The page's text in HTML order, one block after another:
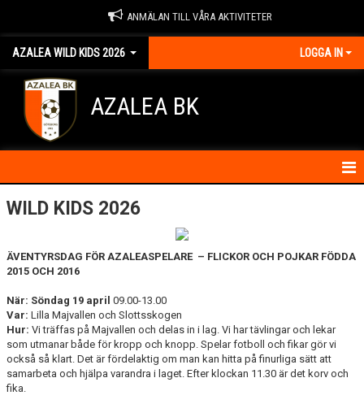
ANMÄLAN TILL VÅRA AKTIVITETER
AZALEA WILD KIDS 2026 LOGGA IN
AZALEA BK
HEM
WILD KIDS 2026
ÄVENTYRSDAG FÖR AZALEASPELARE – FLICKOR OCH POJKAR FÖDDA
2015 OCH 2016
När: Söndag 19 april 09.00-13.00
Var: Lilla Majvallen och Slottsskogen
Hur: Vi träffas på Majvallen och delas in i lag. Vi har tävlingar och lekar
som utmanar både för kropp och knopp. Spelar fotboll och fikar gör vi
också så klart. Det är fördelaktig om man kan hitta på finurliga sätt att
samarbeta och hjälpa varandra i laget. Efter klockan 11.30 är det korv och
fika.